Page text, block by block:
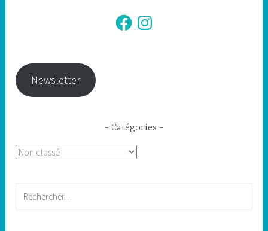
FacebookInstagram
Newsletter
Catégories
Catégories